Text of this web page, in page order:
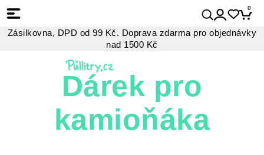
0
Zásilkovna, DPD od 99 Kč. Doprava zdarma pro objednávky
nad 1500 Kč
Dárek pro
kamioňáka